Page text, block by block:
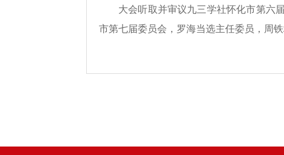
大会听取并审议九三学社怀化市第六
市第七届委员会，罗海当选主任委员，周